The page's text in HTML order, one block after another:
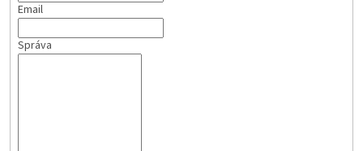
Email
Správa